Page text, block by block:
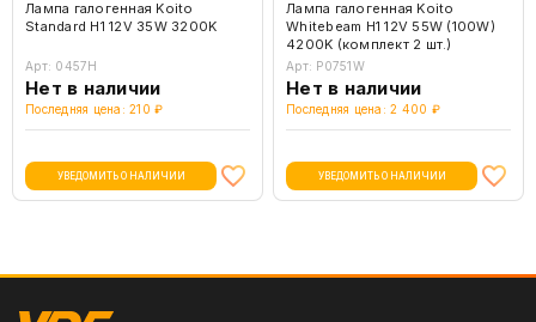
Лампа галогенная Koito
Standard H1 12V 35W 3200K
Арт: 0457H
Нет в наличии
Последняя цена: 210 ₽
УВЕДОМИТЬ О НАЛИЧИИ
Лампа галогенная Koito
Whitebeam H1 12V 55W (100W)
4200K (комплект 2 шт.)
Арт: P0751W
Нет в наличии
Последняя цена: 2 400 ₽
УВЕДОМИТЬ О НАЛИЧИИ